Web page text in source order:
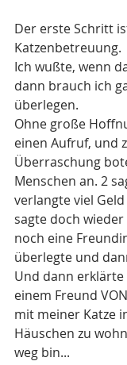
Der erste Schritt
Katzenbetreuung.
Ich wußte, wenn
dann brauch ich
überlegen.
Ohne große
einen Aufruf, und
Überraschung
Menschen an. 2
verlangte viel
sagte doch
noch eine
überlegte und
Und dann erklärte
einem Freund
mit meiner Katze
Häuschen zu
weg bin...